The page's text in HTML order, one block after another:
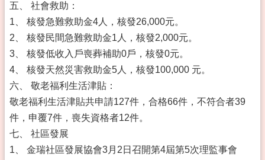
五、 社會救助：
1、 核發急難救助金4人，核發26,000元。
2、 核發民間急難救助金1人，核發2,000元。
3、 核發低收入戶喪葬補助0戶，核發0元。
4、 核發天然災害救助金5人，核發100,000 元。
六、 敬老福利生活津貼：
敬老福利生活津貼共申請127件，合格66件，不符合者39
件，申覆7件，喪失資格者12件。
七、 社區發展
1、 金瑞社區發展協會3月2日召開第4屆第5次理監事會